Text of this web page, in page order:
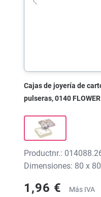
Cajas de joyería de
pulseras, 0140
Productnr.:
Dimensiones: 80 x
1,96 €
Más IVA